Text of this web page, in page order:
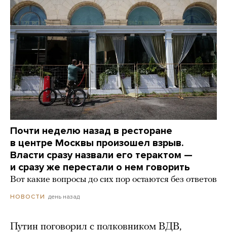
Почти неделю назад в ресторане
в центре Москвы произошел взрыв.
Власти сразу назвали его терактом —
и сразу же перестали о нем говорить
Вот какие вопросы до сих пор остаются без ответов
НОВОСТИ день назад
Путин поговорил с полковником ВДВ,